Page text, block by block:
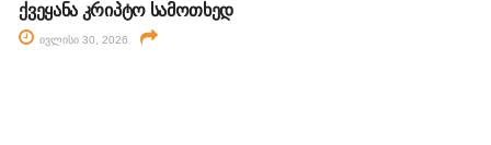
ქვეყანა კრიპტო სამოთხედ
ივლისი 30, 2026